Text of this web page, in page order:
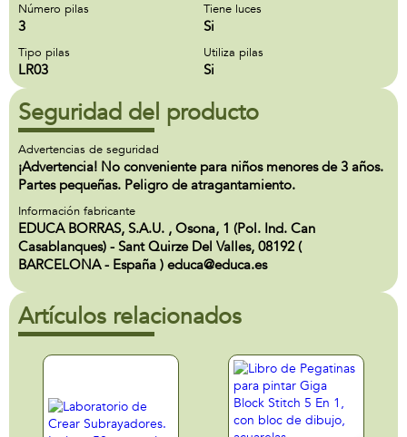
Número pilas
3
Tiene luces
Si
Tipo pilas
LR03
Utiliza pilas
Si
Seguridad del producto
Advertencias de seguridad
¡Advertencia! No conveniente para niños menores de 3 años.
Partes pequeñas. Peligro de atragantamiento.
Información fabricante
EDUCA BORRAS, S.A.U. , Osona, 1 (Pol. Ind. Can
Casablanques) - Sant Quirze Del Valles, 08192 (
BARCELONA - España ) educa@educa.es
Artículos relacionados